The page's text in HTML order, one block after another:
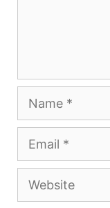
Name
Email
Website